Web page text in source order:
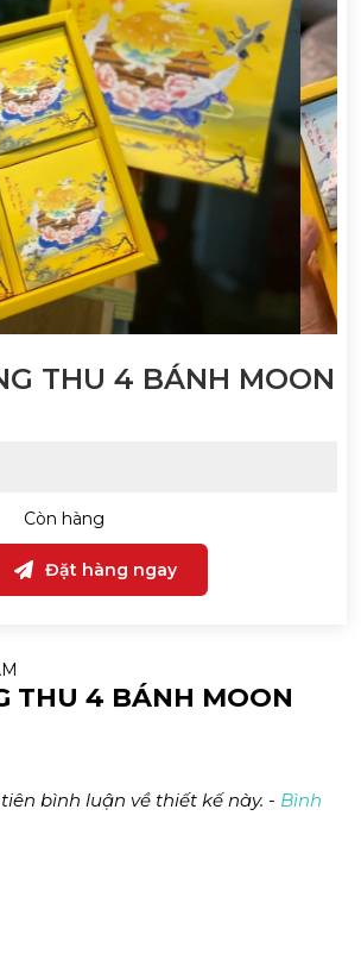
THU 4 BÁNH MOON
Còn hàng
Đặt hàng ngay
THU 4 BÁNH MOON
bình luận về thiết kế này. - Bình